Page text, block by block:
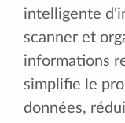
intelligente
scanner et
informations
simplifie le
données,